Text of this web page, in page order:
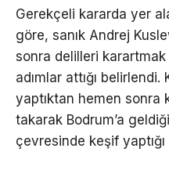
Gerekçeli kararda yer
göre, sanık Andrej
sonra delilleri
adımlar attığı
yaptıktan hemen sonra
takarak Bodrum’a
çevresinde keşif yaptığı